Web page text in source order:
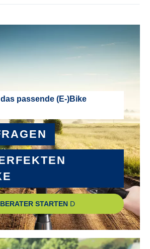
:
:
CX GEN5 smart System
:
:
QR, 32H
passende (E-)Bike
BERATER STARTEN